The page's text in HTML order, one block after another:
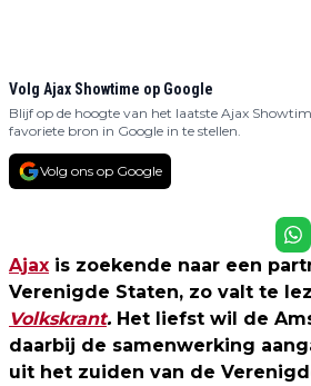
Volg Ajax Showtime op Google
Blijf op de hoogte van het laatste Ajax
favoriete bron in Google in te stellen.
Volg ons op Google
Ajax is zoekende naar een
Verenigde Staten, zo valt te
Volkskrant. Het liefst wil de
daarbij de samenwerking
uit het zuiden van de